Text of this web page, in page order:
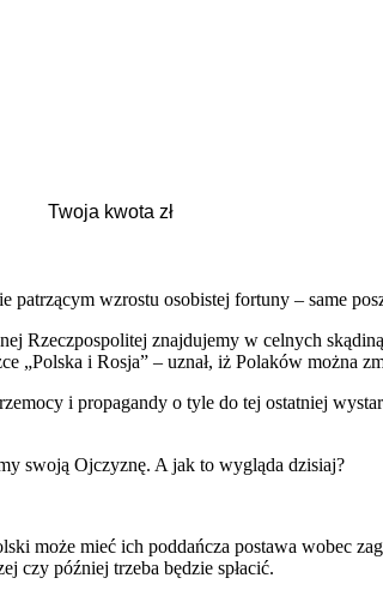
wzrostu osobistej fortuny – same
Rzeczpospolitej znajdujemy w celnych
i Rosja” – uznał, iż Polaków można
i propagandy o tyle do tej ostatniej
swoją Ojczyznę. A jak to wygląda dzisiaj?
może mieć ich poddańcza postawa wobec
czy później trzeba będzie spłacić.